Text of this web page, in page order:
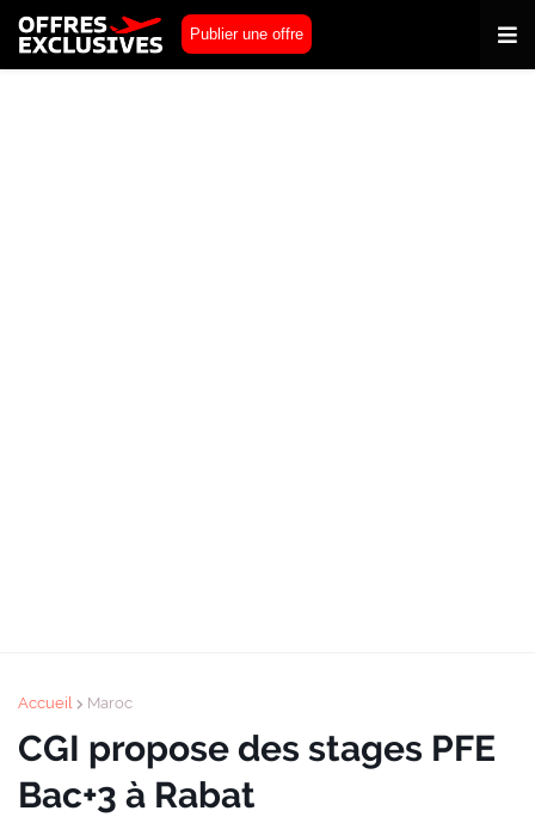
Publier une offre
Accueil Maroc
CGI propose des stages PFE
Bac+3 à Rabat